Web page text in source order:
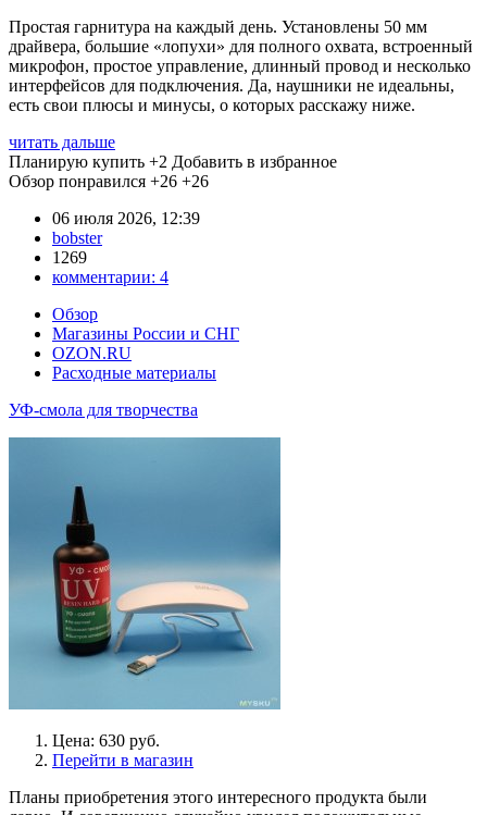
Простая гарнитура на каждый день. Установлены 50 мм
драйвера, большие «лопухи» для полного охвата, встроенный
микрофон, простое управление, длинный провод и несколько
интерфейсов для подключения. Да, наушники не идеальны,
есть свои плюсы и минусы, о которых расскажу ниже.
читать дальше
Планирую купить +2 Добавить в избранное
Обзор понравился +26 +26
06 июля 2026, 12:39
bobster
1269
комментарии: 4
Обзор
Магазины России и СНГ
OZON.RU
Расходные материалы
УФ-смола для творчества
Цена: 630 руб.
Перейти в магазин
Планы приобретения этого интересного продукта были